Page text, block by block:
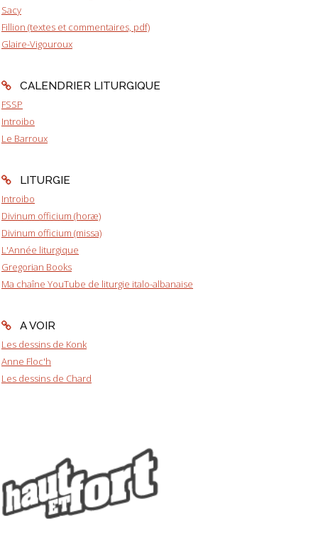
Sacy
Fillion (textes et commentaires, pdf)
Glaire-Vigouroux
CALENDRIER LITURGIQUE
FSSP
Introibo
Le Barroux
LITURGIE
Introibo
Divinum officium (horæ)
Divinum officium (missa)
L'Année liturgique
Gregorian Books
Ma chaîne YouTube de liturgie italo-albanaise
A VOIR
Les dessins de Konk
Anne Floc'h
Les dessins de Chard